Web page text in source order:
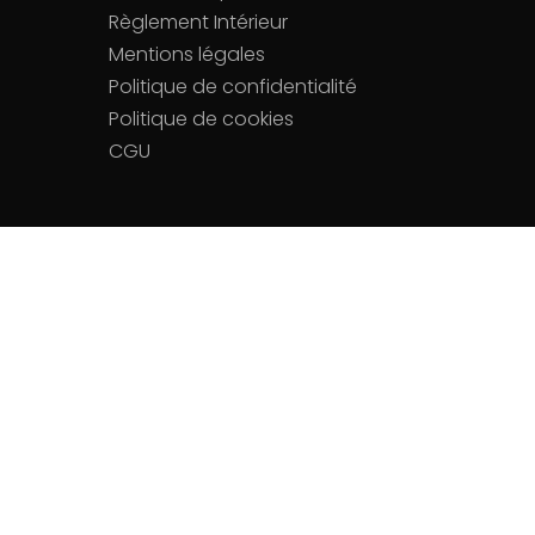
Règlement Intérieur
Mentions légales
Politique de confidentialité
Politique de cookies
CGU